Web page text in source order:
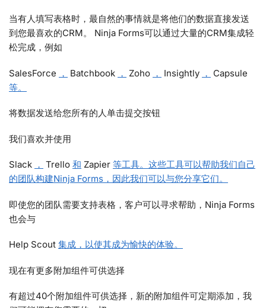
当有人填写表格时，最自然的事情就是将他们的数据直接发送
到您最喜欢的CRM。 Ninja Forms可以通过大量的CRM集成轻
松完成，例如
SalesForce ， Batchbook ， Zoho ， Insightly ， Capsule
等。
将数据发送给您所有的人单击提交按钮
我们喜欢并使用
Slack ， Trello 和 Zapier 等工具。这些工具可以帮助我们自己
的团队构建Ninja Forms，因此我们可以与您分享它们。
即使您的团队需要支持表格，客户可以寻求帮助，Ninja Forms
也会与
Help Scout 集成，以使其成为愉快的体验。
现在有更多附加组件可供选择
有超过40个附加组件可供选择，新的附加组件可定期添加，我